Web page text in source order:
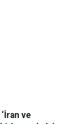
‘İran ve